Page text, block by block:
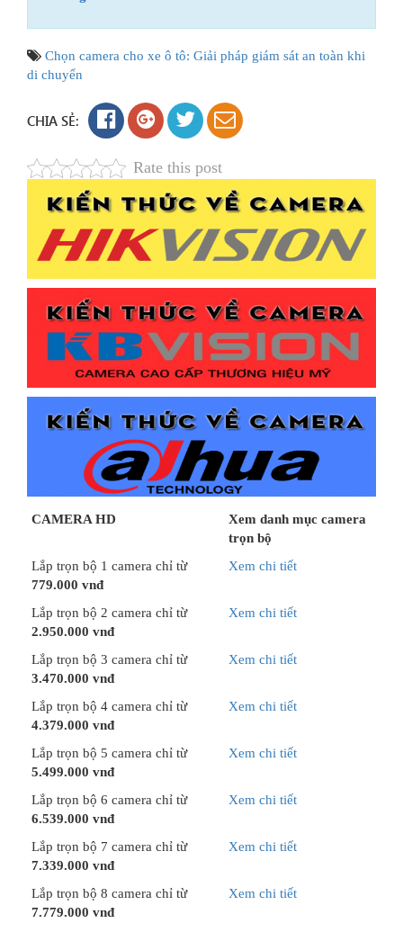
Chọn camera cho xe ô tô: Giải pháp giám sát an toàn khi
di chuyển
CHIA SẺ:
Rate this post
CAMERA HD
Xem danh mục camera
trọn bộ
Lắp trọn bộ 1 camera chỉ từ
779.000 vnđ
Xem chi tiết
Lắp trọn bộ 2 camera chỉ từ
2.950.000 vnđ
Xem chi tiết
Lắp trọn bộ 3 camera chỉ từ
3.470.000 vnđ
Xem chi tiết
Lắp trọn bộ 4 camera chỉ từ
4.379.000 vnđ
Xem chi tiết
Lắp trọn bộ 5 camera chỉ từ
5.499.000 vnđ
Xem chi tiết
Lắp trọn bộ 6 camera chỉ từ
6.539.000 vnđ
Xem chi tiết
Lắp trọn bộ 7 camera chỉ từ
7.339.000 vnđ
Xem chi tiết
Lắp trọn bộ 8 camera chỉ từ
7.779.000 vnđ
Xem chi tiết